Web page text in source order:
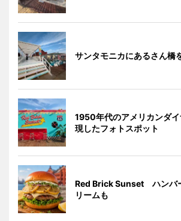
サンタモニカにあるさん橋
1950年代のアメリカンダ
現したフォトスポット
Red Brick Sunset ハンバ
リームも